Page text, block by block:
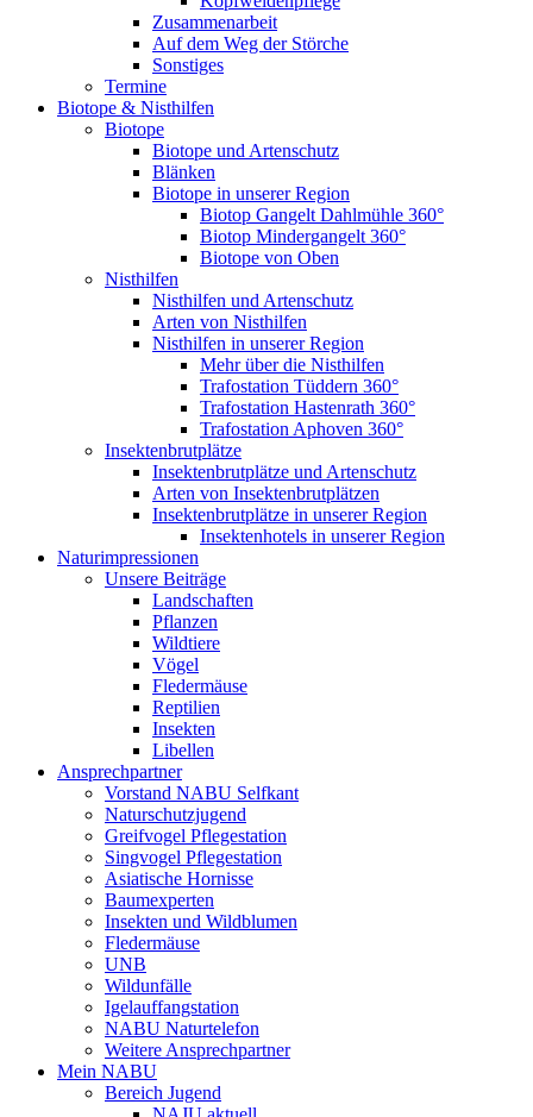
Zusammenarbeit
Auf dem Weg der Störche
Sonstiges
Termine
Biotope & Nisthilfen
Biotope
Biotope und Artenschutz
Blänken
Biotope in unserer Region
Biotop Gangelt Dahlmühle 360°
Biotop Mindergangelt 360°
Biotope von Oben
Nisthilfen
Nisthilfen und Artenschutz
Arten von Nisthilfen
Nisthilfen in unserer Region
Mehr über die Nisthilfen
Trafostation Tüddern 360°
Trafostation Hastenrath 360°
Trafostation Aphoven 360°
Insektenbrutplätze
Insektenbrutplätze und Artenschutz
Arten von Insektenbrutplätzen
Insektenbrutplätze in unserer Region
Insektenhotels in unserer Region
Naturimpressionen
Unsere Beiträge
Landschaften
Pflanzen
Wildtiere
Vögel
Fledermäuse
Reptilien
Insekten
Libellen
Ansprechpartner
Vorstand NABU Selfkant
Naturschutzjugend
Greifvogel Pflegestation
Singvogel Pflegestation
Asiatische Hornisse
Baumexperten
Insekten und Wildblumen
Fledermäuse
UNB
Wildunfälle
Igelauffangstation
NABU Naturtelefon
Weitere Ansprechpartner
Mein NABU
Bereich Jugend